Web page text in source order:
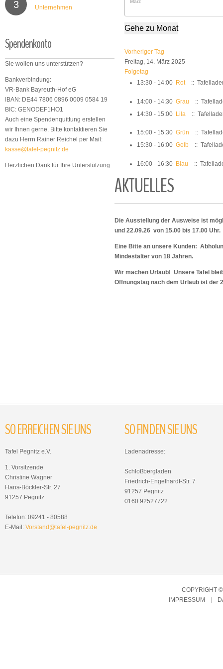
3
Unternehmen
Spendenkonto
Sie wollen uns unterstützen?
Bankverbindung:
VR-Bank Bayreuth-Hof eG
IBAN: DE44 7806 0896 0009 0584 19
BIC: GENODEF1HO1
Auch eine Spendenquittung erstellen
wir Ihnen gerne. Bitte kontaktieren Sie
dazu Herrn Rainer Reichel per Mail:
kasse@tafel-pegnitz.de
Herzlichen Dank für Ihre Unterstützung.
Gehe zu Monat
Vorheriger Tag
Freitag, 14. März 2025
Folgetag
13:30 - 14:00 Rot ::
14:00 - 14:30 Grau
::
14:30 - 15:00 Lila ::
15:00 - 15:30 Grün
::
15:30 - 16:00 Gelb ::
16:00 - 16:30 Blau ::
AKTUELLES
Die Ausstellung der Ausweise ist
und 22.09.26 von 15.00 bis 17.00 Uhr.
Eine Bitte an unsere Kunden:
Mindestalter von 18 Jahren.
Wir machen Urlaub! Unsere Tafel
Öffnungstag nach dem Urlaub ist der
SOERREICHENSIEUNS
Tafel Pegnitz e.V.
1. Vorsitzende
Christine Wagner
Hans-Böckler-Str. 27
91257 Pegnitz
Telefon: 09241 - 80588
E-Mail: Vorstand@tafel-pegnitz.de
SOFINDENSIEUNS
Ladenadresse:
Schloßbergladen
Friedrich-Engelhardt-Str. 7
91257 Pegnitz
0160 92527722
COPYRIGHT
IMPRESSUM